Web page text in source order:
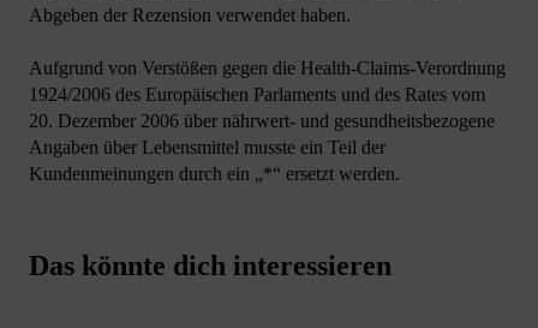
Abgeben der Rezension verwendet haben.
Aufgrund von Verstößen gegen die Health-Claims-Verordnung
1924/2006 des Europäischen Parlaments und des Rates vom
20. Dezember 2006 über nährwert- und gesundheitsbezogene
Angaben über Lebensmittel musste ein Teil der
Kundenmeinungen durch ein „*“ ersetzt werden.
Das könnte dich interessieren